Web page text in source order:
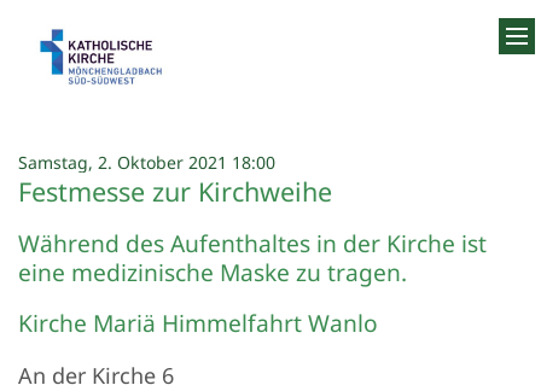
Samstag, 2. Oktober 2021 18:00:
Festmesse zur Kirchweihe
Während des Aufenthaltes in der Kirche ist
eine medizinische Maske zu tragen.
Kirche Mariä Himmelfahrt Wanlo
An der Kirche 6